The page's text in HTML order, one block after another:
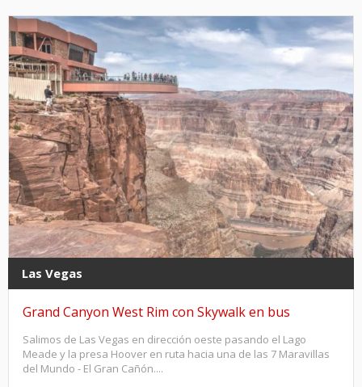
Las Vegas
Grand Canyon West Rim con Skywalk en bus
Salimos de Las Vegas en dirección oeste pasando el Lago
Meade y la presa Hoover en ruta hacia una de las 7 Maravillas
del Mundo - El Gran Cañón....